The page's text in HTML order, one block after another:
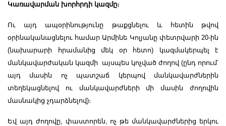
Կառավարման խորհրդի կազմը։
Ու այդ ապօրինությունը թաքցնելու և հետին թվով
օրինականացնելու համար Արմինե Կոլյանը փետրվարի 20-ին
(նախարարի հրամանից մեկ օր հետո) կազմակերպել է
մանկավարժական կազմի այսպես կոչված ժողով (ընդ որում՝
այդ մասին ոչ պատշաճ կերպով մանկավարժներին
տեղեկացնելով ու մանկավարժների մի մասին ժողովին
մասնակից չդարձնելով)։
Եվ այդ ժողովը, փաստորեն, ոչ թե մանկավարժներից երկու